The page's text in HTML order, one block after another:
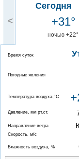
<
Сегодня
+31°
ночью +22°
Время суток
Погодные явления
Температура воздуха,°C
Давление, мм рт.ст.
Направление ветра
Скорость, м/с
Влажность воздуха, %